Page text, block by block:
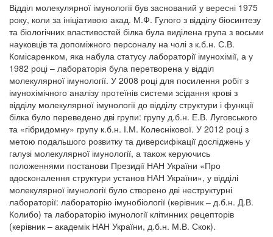
Відділ молекулярної імунології був заснований у вересні 1975
року, коли за ініціативою акад. М.Ф. Гулого з відділу біосинтезу
та біологічних властивостей білка була виділена група з восьми
науковців та допоміжного персоналу на чолі з к.б.н. С.В.
Комісаренком, яка набула статусу лабораторії імунохімії, а у
1982 році – лабораторія була перетворена у відділ
молекулярної імунології. У 2008 році для посилення робіт з
імунохімічного аналізу протеїнів системи зсідання крові з
відділу молекулярної імунології до відділу структури і функції
білка було переведено дві групи: групу д.б.н. Е.В. Луговського
та «гібридомну» групу к.б.н. І.М. Колеснікової. У 2012 році з
метою подальшого розвитку та диверсифікації досліджень у
галузі молекулярної імунології, а також керуючись
положеннями постанови Президії НАН України «Про
вдосконалення структури установ НАН України», у відділі
молекулярної імунології було створено дві неструктурні
лабораторії: лабораторію імунобіології (керівник – д.б.н. Д.В.
Колибо) та лабораторію імунології клітинних рецепторів
(керівник – академік НАН України, д.б.н. М.В. Скок).